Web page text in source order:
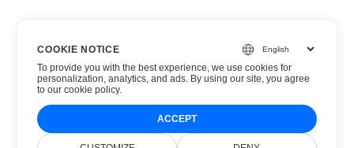
COOKIE NOTICE
To provide you with the best experience, we use cookies for
personalization, analytics, and ads. By using our site, you agree
toour cookie policy.
ACCEPT